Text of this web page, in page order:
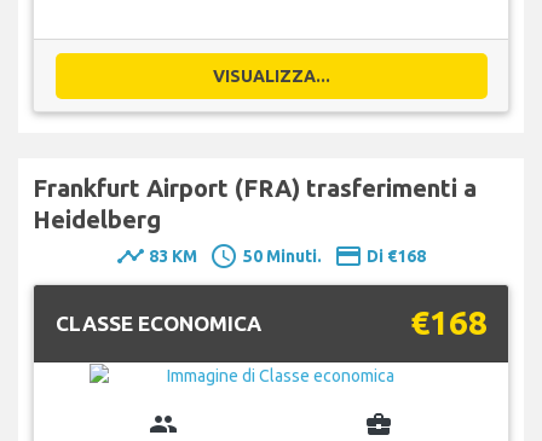
VISUALIZZA...
Frankfurt Airport (FRA) trasferimenti a
Heidelberg
timeline 83 KM schedule 50 Minuti. payment Di €168
CLASSE ECONOMICA €168
group business_center